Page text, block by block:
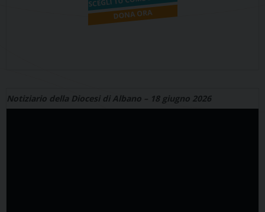
Notiziario della Diocesi di Albano – 18 giugno 2026